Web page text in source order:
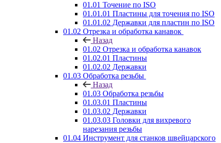
01.01 Точение по ISO
01.01.01 Пластины для точения по ISO
01.01.02 Державки для пластин по ISO
01.02 Отрезка и обработка канавок
Назад
01.02 Отрезка и обработка канавок
01.02.01 Пластины
01.02.02 Державки
01.03 Обработка резьбы
Назад
01.03 Обработка резьбы
01.03.01 Пластины
01.03.02 Державки
01.03.03 Головки для вихревого
нарезания резьбы
01.04 Инструмент для станков швейцарского